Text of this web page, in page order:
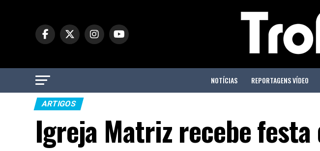
NOTÍCIAS REPORTAGENS VÍDEO
ARTIGOS
Igreja Matriz recebe festa